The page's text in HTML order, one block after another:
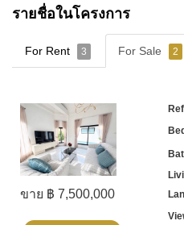
รายชื่อในโครงการ
For Rent 3 For Sale 2
ขาย ฿ 7,500,000